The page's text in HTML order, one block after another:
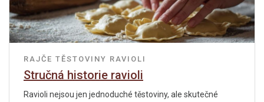
RAJČE TĚSTOVINY RAVIOLI
Stručná historie ravioli
Ravioli nejsou jen jednoduché těstoviny, ale skutečné